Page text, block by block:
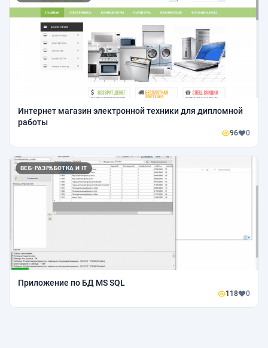
Интернет магазин электронной техники для дипломной
работы
96 0
ВЕБ-РАЗРАБОТКА И IT
Приложение по БД MS SQL
118 0